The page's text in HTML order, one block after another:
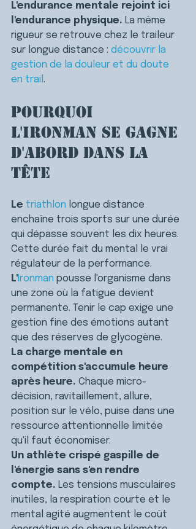
L'endurance mentale rejoint ici
l'endurance physique. La même
rigueur se retrouve chez le traileur
sur longue distance : découvrir la
gestion de la douleur et du doute
en trail .
Pourquoi
l'Ironman se gagne
d'abord dans la
tête
Le triathlon longue distance
enchaîne trois sports sur une durée
qui dépasse souvent les dix heures.
Cette durée fait du mental le vrai
régulateur de la performance.
L'Ironman pousse l'organisme dans
une zone où la fatigue devient
permanente. Tenir le cap exige une
gestion fine des émotions autant
que des réserves de glycogène.
La charge mentale en
compétition s'accumule heure
après heure. Chaque micro-
décision, ravitaillement, allure,
position sur le vélo, puise dans une
ressource attentionnelle limitée
qu'il faut économiser.
Un athlète crispé gaspille de
l'énergie sans s'en rendre
compte. Les tensions musculaires
inutiles, la respiration courte et le
mental agité augmentent le coût